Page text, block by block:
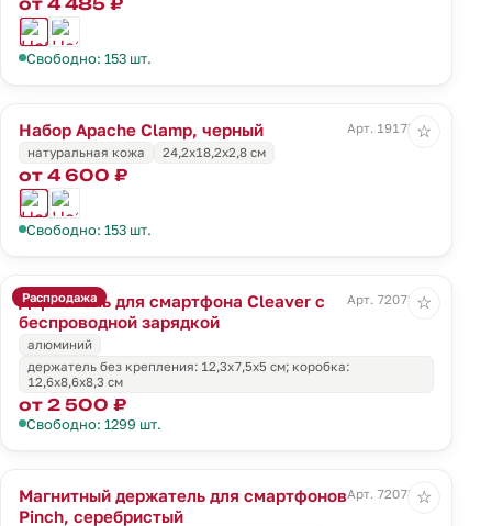
Свободно: 153 шт.
Набор Apache Clamp, черный
Арт. 19175.30
натуральная кожа
24,2х18,2х2,8 см
от 4 600 ₽
Свободно: 153 шт.
☆
Распродажа
Держатель для смартфона Cleaver с
беспроводной зарядкой
Арт. 72072.10
алюминий
держатель без крепления: 12,3х7,5х5 см; коробка:
12,6х8,6х8,3 см
от 2 500 ₽
Свободно: 1299 шт.
☆
Магнитный держатель для смартфонов
Pinch, серебристый
Арт. 72073.10
☆